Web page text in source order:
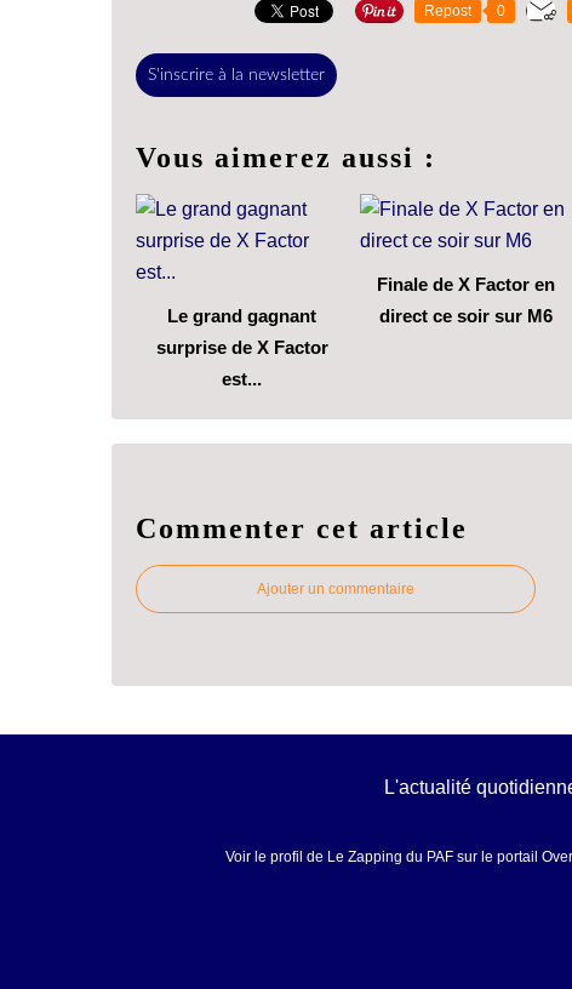
Repost 0
S'inscrire à la newsletter
Vous aimerez aussi :
Le grand gagnant
surprise de X Factor
est...
Finale de X Factor en
direct ce soir sur M6
Commenter cet article
Ajouter un commentaire
L'actualité
Voir le profil de Le Zapping du PAFsur le portail